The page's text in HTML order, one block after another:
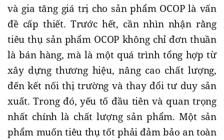
và gia tăng giá trị cho sản phẩm OCOP là vấn
đề cấp thiết. Trước hết, cần nhìn nhận rằng
tiêu thụ sản phẩm OCOP không chỉ đơn thuần
là bán hàng, mà là một quá trình tổng hợp từ
xây dựng thương hiệu, nâng cao chất lượng,
đến kết nối thị trường và thay đổi tư duy sản
xuất. Trong đó, yếu tố đầu tiên và quan trọng
nhất chính là chất lượng sản phẩm. Một sản
phẩm muốn tiêu thụ tốt phải đảm bảo an toàn